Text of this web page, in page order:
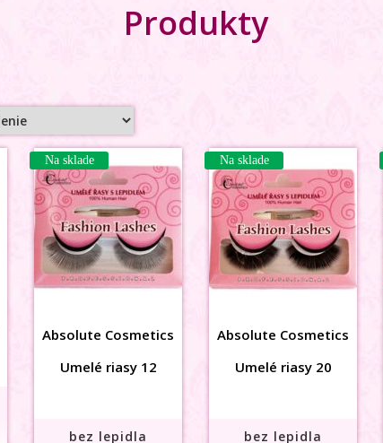
Produkty
Na sklade
Absolute Cosmetics
Umelé riasy 12
bez lepidla
Na sklade
Absolute Cosmetics
Umelé riasy 20
bez lepidla